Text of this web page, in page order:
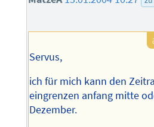
Servus,
ich für mich kann den
eingrenzen anfang mitte
Dezember.